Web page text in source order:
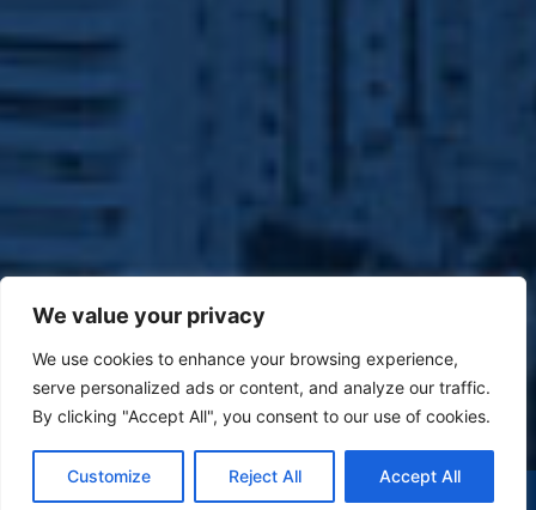
We value your privacy
We use cookies to enhance your browsing experience,
serve personalized ads or content, and analyze our traffic.
By clicking "Accept All", you consent to our use of cookies.
Customize Reject All Accept All
(47) 9 9977-7630